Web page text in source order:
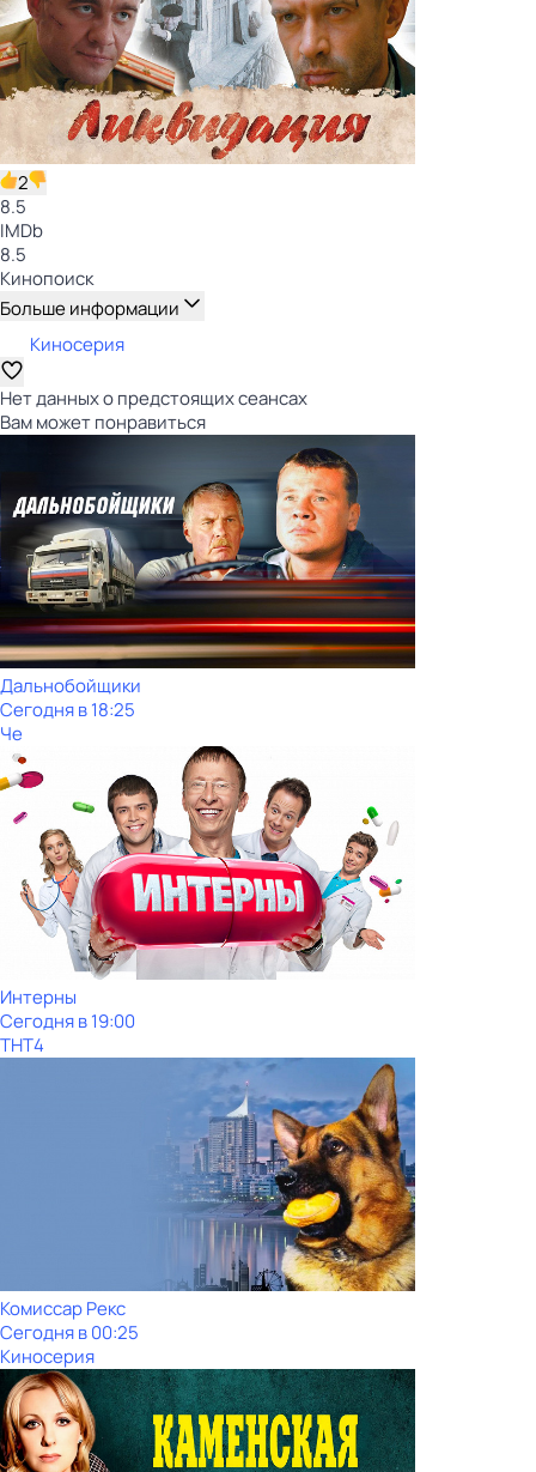
2
8.5
IMDb
8.5
Кинопоиск
Больше информации
Киносерия
Нет данных о предстоящих сеансах
Вам может понравиться
Дальнобойщики
Сегодня в 18:25
Че
Интерны
Сегодня в 19:00
ТНТ4
Комиссар Рекс
Сегодня в 00:25
Киносерия